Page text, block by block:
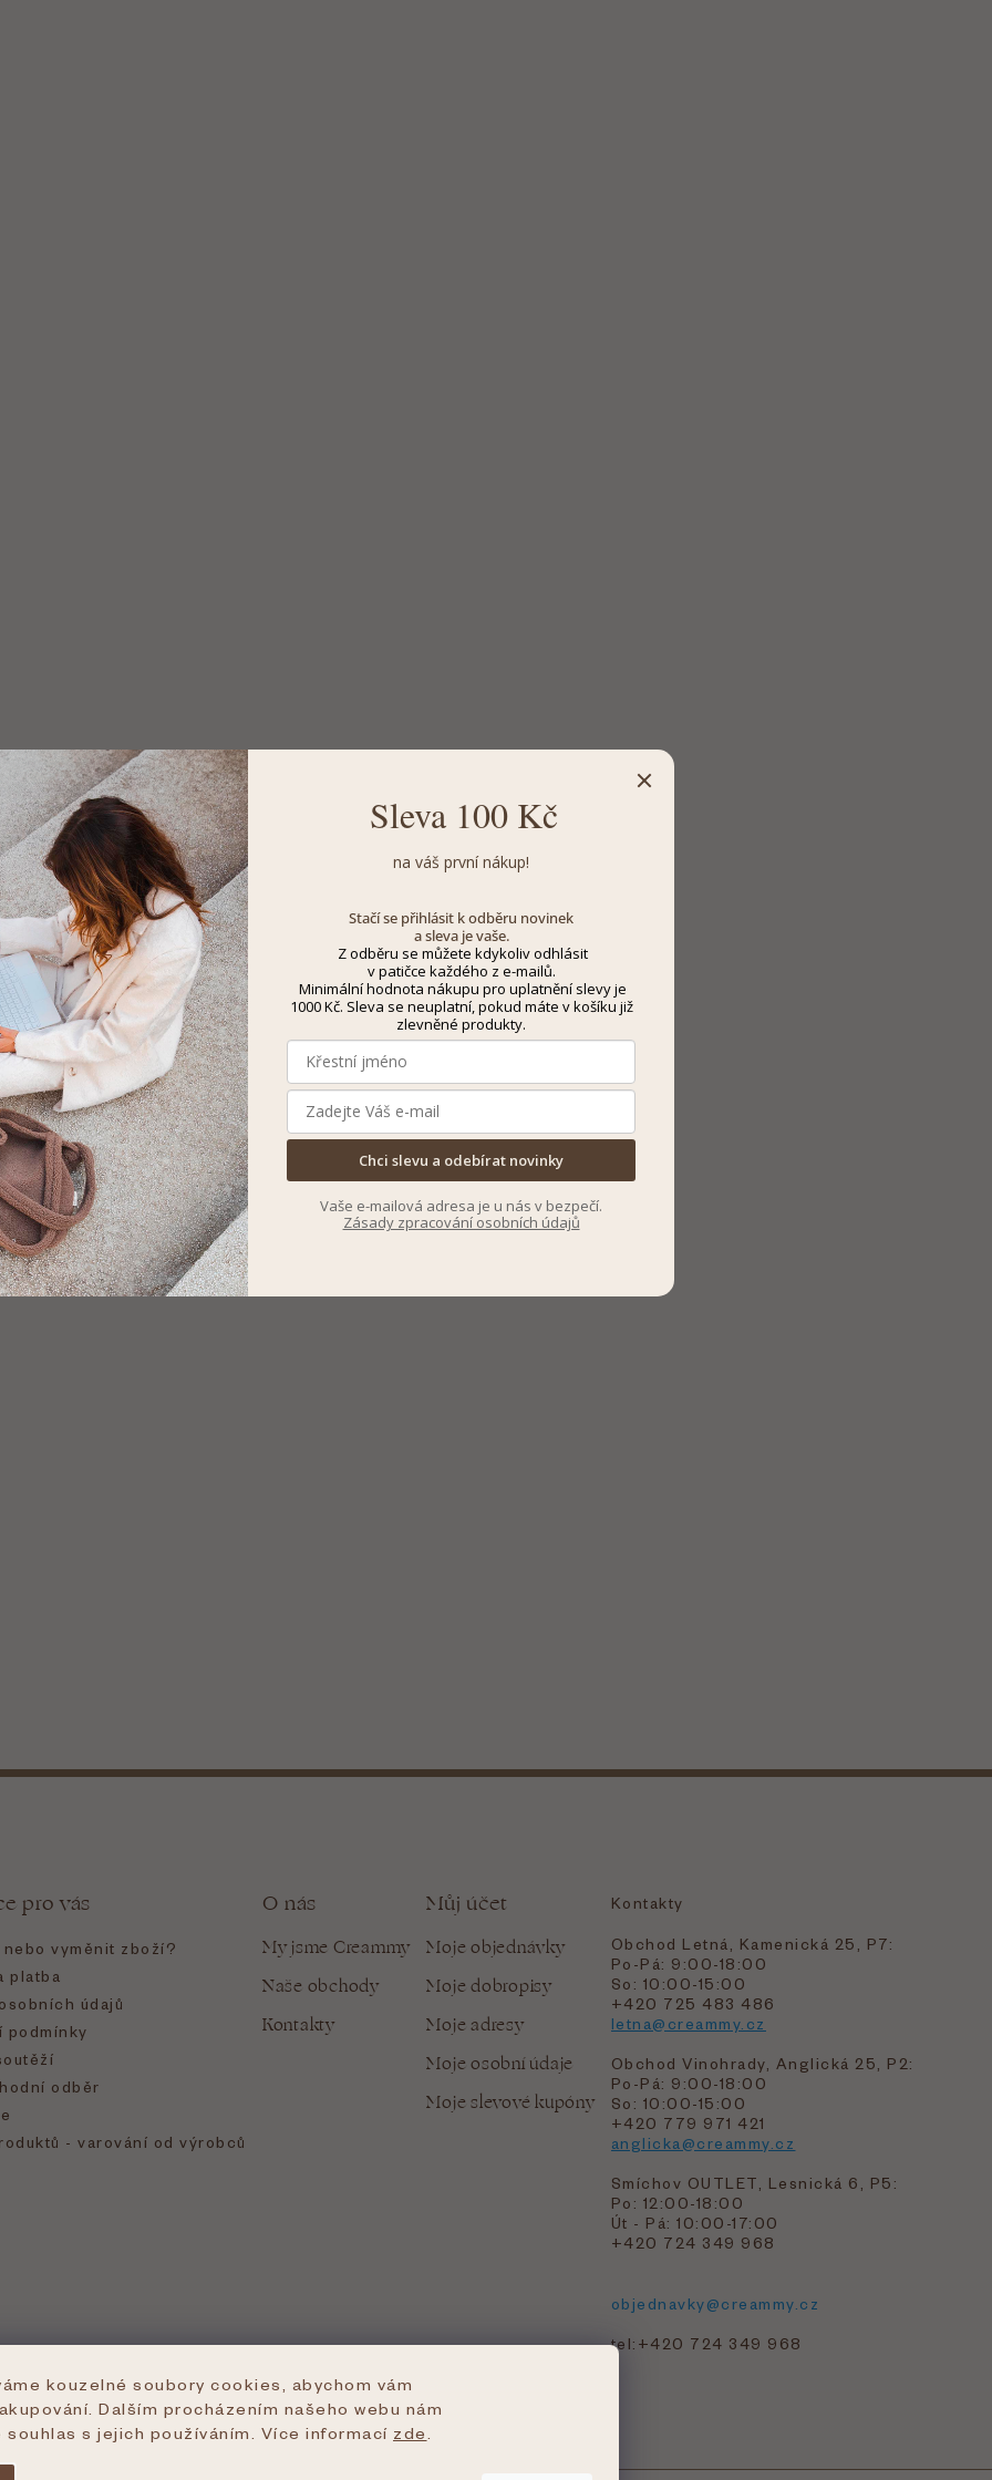
kouzelné soubory cookies, abychom vám
Dalším procházením našeho webu nám
souhlas s jejich používáním. Více informací zde
pro vás
vyměnit zboží?
platba
údajů
podmínky
odběr
- varování od výrobců
O nás
My jsme Creammy
Naše obchody
Kontakty
Můj účet
Moje objednávky
Moje dobropisy
Moje adresy
Moje osobní údaje
Moje slevové kupóny
Kontakty
Obchod Letná, Kamenická 25, P7:
Po-Pá: 9:00-18:00
So: 10:00-15:00
+420 725 483 486
letna@creammy.cz
Obchod Vinohrady, Anglická 25, P2:
Po-Pá: 9:00-18:00
So: 10:00-15:00
+420 779 971 421
anglicka@creammy.cz
Smíchov OUTLET, Lesnická 6, P5:
Po: 12:00-18:00
Út - Pá: 10:00-17:00
+420 724 349 968
objednavky@creammy.cz
tel:+420 724 349 968
Sleva 100 Kč
na váš první nákup!
Stačí se přihlásit k odběru novinek
a sleva je vaše.
Z odběru se můžete kdykoliv odhlásit
v patičce každého z e-mailů.
Minimální hodnota nákupu pro uplatnění slevy je
1000 Kč. Sleva se neuplatní, pokud máte v košíku již
zlevněné produkty.
Chci slevu a odebírat novinky
Vaše e-mailová adresa je u nás v bezpečí.
Zásady zpracování osobních údajů